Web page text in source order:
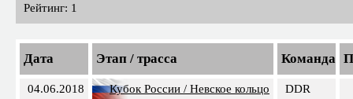
Рейтинг: 1
Дата Этап / трасса Команда
04.06.2018 Кубок России / Невское кольцо
DDR